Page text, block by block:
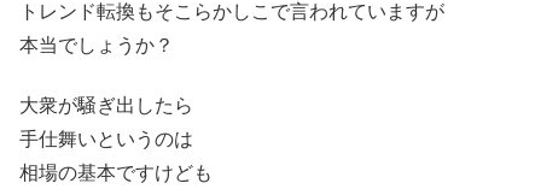
トレンド転換もそこらかしこで言われていますが
本当でしょうか？
大衆が騒ぎ出したら
手仕舞いというのは
相場の基本ですけども